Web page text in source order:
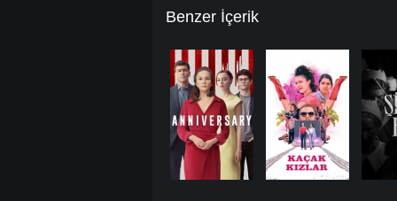
Benzer İçerik